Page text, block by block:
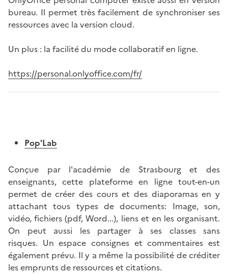
bureau. Il permet très facilement de synchroniser ses
ressources avec la version cloud.
Un plus : la facilité du mode collaboratif en ligne.
https://personal.onlyoffice.com/fr/
Pop'Lab
Conçue par l'académie de Strasbourg et des
enseignants, cette plateforme en ligne tout-en-un
permet de créer des cours et des diaporamas en y
attachant tous types de documents: Image, son,
vidéo, fichiers (pdf, Word...), liens et en les organisant.
On peut aussi les partager à ses classes sans
risques. Un espace consignes et commentaires est
également prévu. Il y a même la possibilité de créditer
les emprunts de ressources et citations.